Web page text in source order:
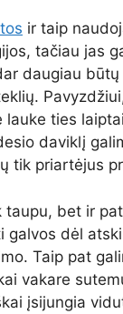
ir taip
tačiau jas
daugiau būtų
lauke ties
daviklį
tik priartėjus
taupu, bet ir
galvos dėl
Taip pat
vakare
įsijungia